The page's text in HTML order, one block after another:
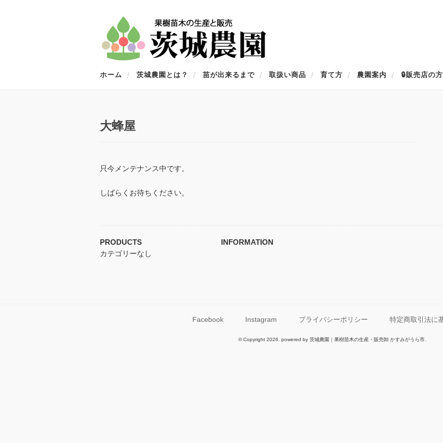
ホーム 茨城農園とは？ 苗が出来るまで 取扱い商品 育て方 農園案内 🔒販売店の
大蜂屋
只今メンテナンス中です。
しばらくお待ちください。
PRODUCTS
カテゴリーなし
INFORMATION
Facebook Instagram プライバシーポリシー 特定商取引法に
© Copyright 2026. powered by 茨城農園｜果樹苗木の生産・販売卸 かすみがうら市.